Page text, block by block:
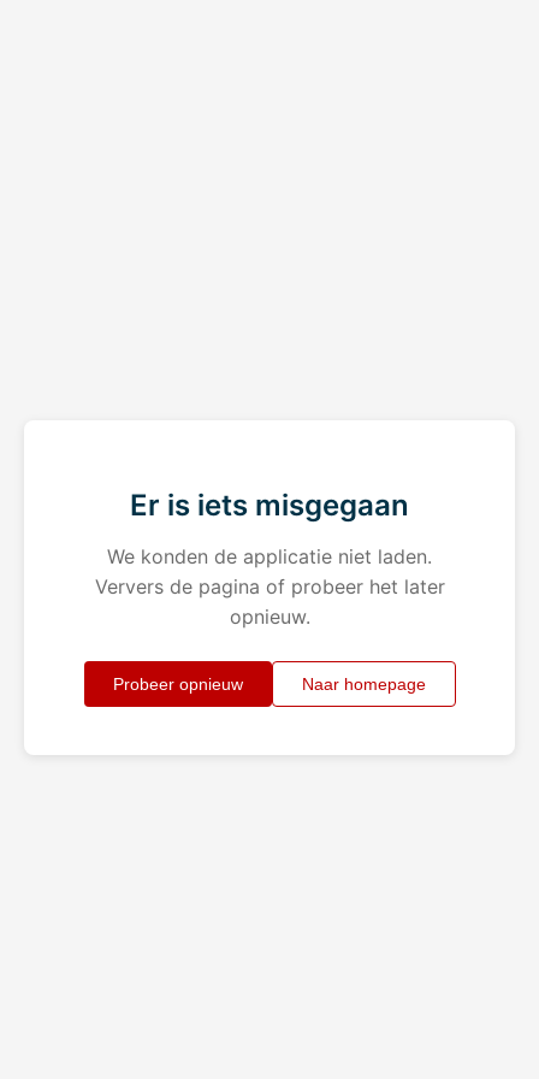
Er is iets misgegaan
We konden de applicatie niet laden.
Ververs de pagina of probeer het later
opnieuw.
Probeer opnieuw Naar homepage